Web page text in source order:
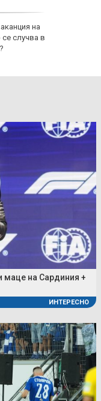
на
случва в
маце на Сардиния +
ИНТЕРЕСНО